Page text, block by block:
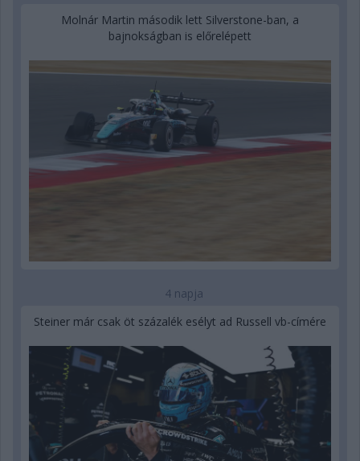
Molnár Martin második lett Silverstone-ban, a
bajnokságban is előrelépett
4 napja
Steiner már csak öt százalék esélyt ad Russell vb-címére